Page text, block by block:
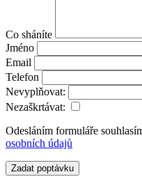
Co sháníte
Jméno
Email
Telefon
Nevyplňovat:
Nezaškrtávat:
Odesláním formuláře
osobních údajů
Zadat poptávku